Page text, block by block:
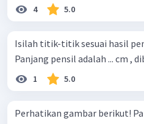
4 5.0
Isilah titik-titik sesuai hasil
Panjang pensil adalah ... cm ,
1 5.0